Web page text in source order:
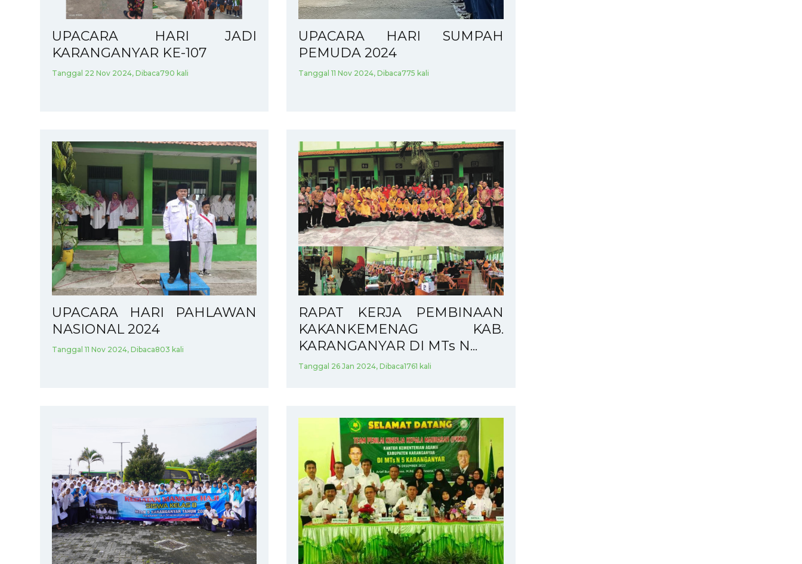
UPACARA HARI JADI
KARANGANYAR KE-107
Tanggal 22 Nov 2024, Dibaca790 kali
UPACARA HARI SUMPAH
PEMUDA 2024
Tanggal 11 Nov 2024, Dibaca775 kali
UPACARA HARI PAHLAWAN
NASIONAL 2024
Tanggal 11 Nov 2024, Dibaca803 kali
RAPAT KERJA PEMBINAAN
KAKANKEMENAG KAB.
KARANGANYAR DI MTs N...
Tanggal 26 Jan 2024, Dibaca1761 kali